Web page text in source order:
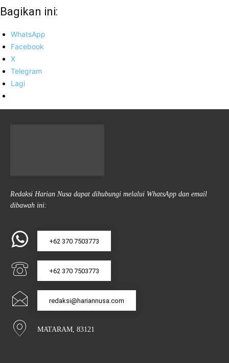
Bagikan ini:
WhatsApp
Facebook
X
Telegram
Lagi
Redaksi Harian Nusa dapat dihubungi melalui WhatsApp dan email
dibawah ini:
+62 370 7503773
+62 370 7503773
redaksi@hariannusa.com
MATARAM, 83121